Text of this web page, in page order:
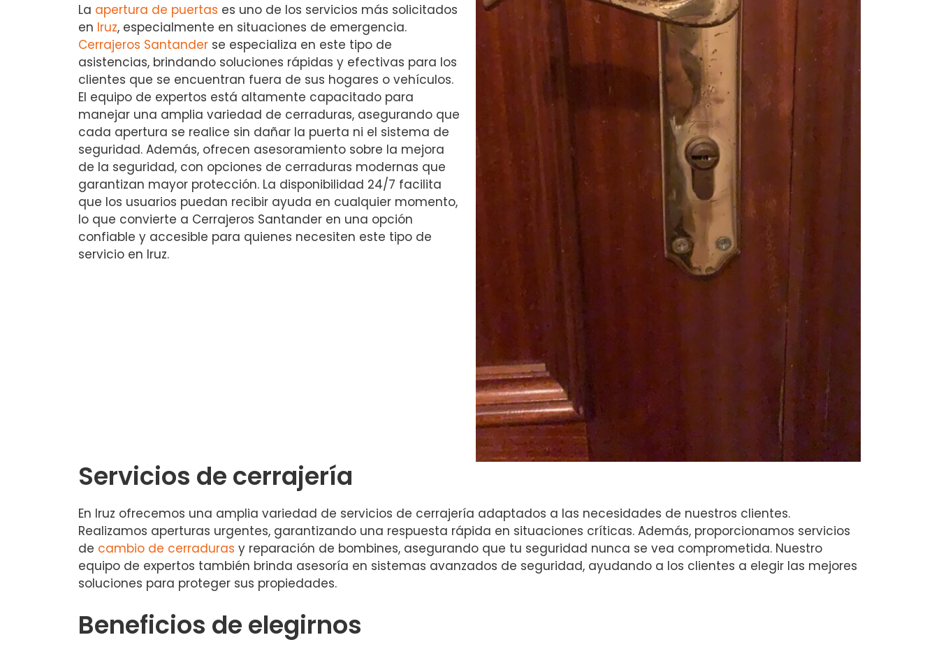
La apertura de puertas es uno de los servicios más solicitados
en Iruz, especialmente en situaciones de emergencia.
Cerrajeros Santander se especializa en este tipo de
asistencias, brindando soluciones rápidas y efectivas para los
clientes que se encuentran fuera de sus hogares o vehículos.
El equipo de expertos está altamente capacitado para
manejar una amplia variedad de cerraduras, asegurando que
cada apertura se realice sin dañar la puerta ni el sistema de
seguridad. Además, ofrecen asesoramiento sobre la mejora
de la seguridad, con opciones de cerraduras modernas que
garantizan mayor protección. La disponibilidad 24/7 facilita
que los usuarios puedan recibir ayuda en cualquier momento,
lo que convierte a Cerrajeros Santander en una opción
confiable y accesible para quienes necesiten este tipo de
servicio en Iruz.
Servicios de cerrajería
En Iruz ofrecemos una amplia variedad de servicios de cerrajería adaptados a las necesidades de nuestros clientes.
Realizamos aperturas urgentes, garantizando una respuesta rápida en situaciones críticas. Además, proporcionamos servicios
de cambio de cerraduras y reparación de bombines, asegurando que tu seguridad nunca se vea comprometida. Nuestro
equipo de expertos también brinda asesoría en sistemas avanzados de seguridad, ayudando a los clientes a elegir las mejores
soluciones para proteger sus propiedades.
Beneficios de elegirnos